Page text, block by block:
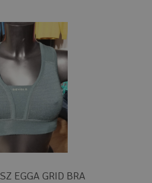
EGGA GRID BRA